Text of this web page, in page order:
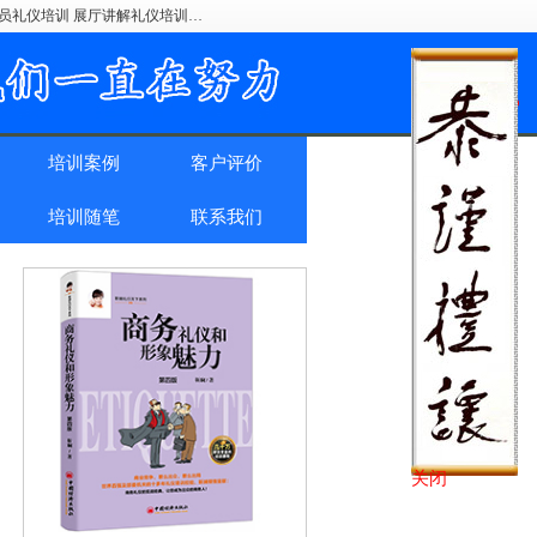
礼仪培训 展厅讲解礼仪培训…
培训案例 客户评价
培训随笔 联系我们
关闭